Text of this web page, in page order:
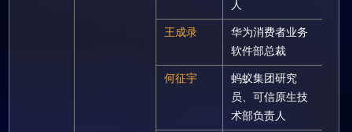
人
王成录
华为消费者业务
软件部总裁
何征宇
蚂蚁集团研究
员、可信原生技
术部负责人